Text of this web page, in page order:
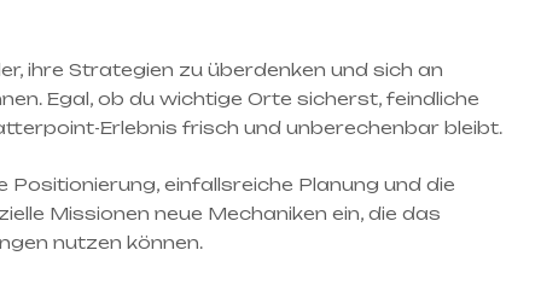
ihre Strategien zu überdenken und sich an
Egal, ob du wichtige Orte sicherst, feindliche
Erlebnis frisch und unberechenbar bleibt.
einfallsreiche Planung und die
Missionen neue Mechaniken ein, die das
nutzen können.